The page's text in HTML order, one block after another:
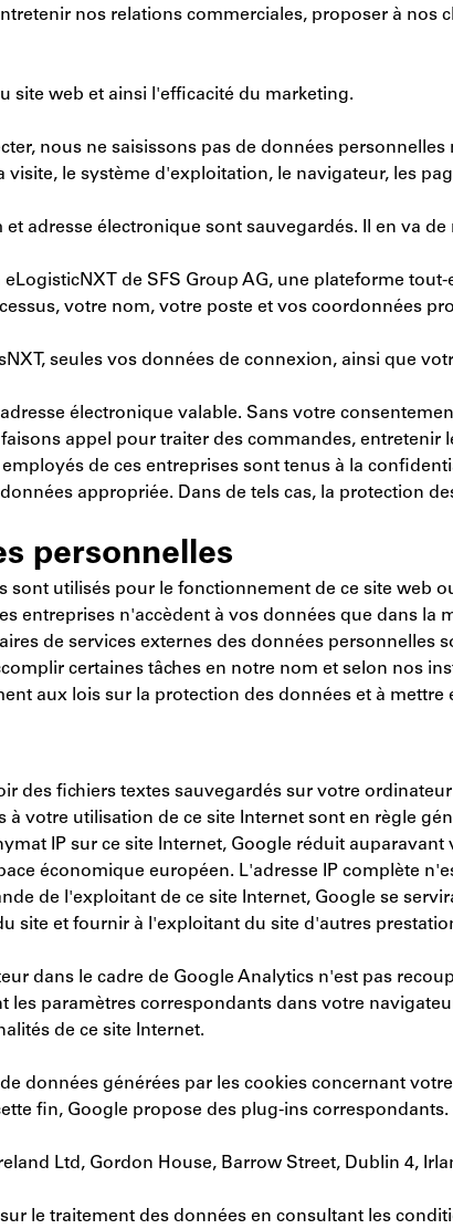
nos relations commerciales, proposer à nos
site web et ainsi l'efficacité du marketing.
nous ne saisissons pas de données
le système d'exploitation, le navigateur, les
adresse électronique sont sauvegardés. Il en va
de SFS Group AG, une plateforme
votre nom, votre poste et vos coordonnées
seules vos données de connexion, ainsi que
électronique valable. Sans votre
appel pour traiter des commandes,
de ces entreprises sont tenus à la
appropriée. Dans de tels cas, la protection
personnelles
sont utilisés pour le fonctionnement de ce site
entreprises n'accèdent à vos données que dans la
de services externes des données personnelles
certaines tâches en notre nom et selon nos
aux lois sur la protection des données et à
des fichiers textes sauvegardés sur votre
votre utilisation de ce site Internet sont en règle
IP sur ce site Internet, Google réduit
économique européen. L'adresse IP complète
de l'exploitant de ce site Internet, Google se
site et fournir à l'exploitant du site d'autres
dans le cadre de Google Analytics n'est pas
les paramètres correspondants dans votre
de ce site Internet.
données générées par les cookies concernant
fin, Google propose des plug-ins correspondants.
Ltd, Gordon House, Barrow Street, Dublin 4,
le traitement des données en consultant les